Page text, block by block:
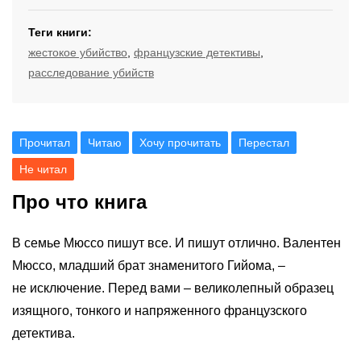
Теги книги:
жестокое убийство французские детективы
расследование убийств
Прочитал Читаю Хочу прочитать Перестал
Не читал
Про что книга
В семье Мюссо пишут все. И пишут отлично. Валентен
Мюссо, младший брат знаменитого Гийома, –
не исключение. Перед вами – великолепный образец
изящного, тонкого и напряженного французского
детектива.